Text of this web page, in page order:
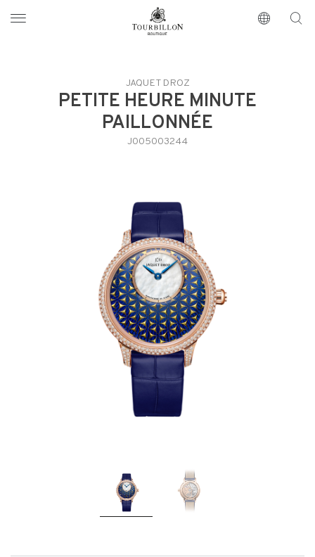
https://www.tourbillon.com/de
JAQUET DROZ
PETITE HEURE MINUTE
PAILLONNÉE
J005003244